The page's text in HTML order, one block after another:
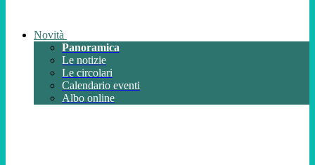
Novità
Panoramica
Le notizie
Le circolari
Calendario eventi
Albo online